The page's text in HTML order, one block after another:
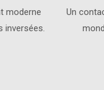
moderne
inversées.
Un